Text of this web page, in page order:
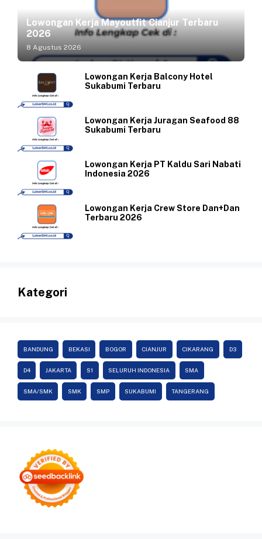
Lowongan Kerja Mayoutfit Cianjur Terbaru
2026
8 Agustus 2026
Lowongan Kerja Balcony Hotel
Sukabumi Terbaru
Lowongan Kerja Juragan Seafood 88
Sukabumi Terbaru
Lowongan Kerja PT Kaldu Sari Nabati
Indonesia 2026
Lowongan Kerja Crew Store Dan+Dan
Terbaru 2026
Kategori
BANDUNG BEKASI BOGOR CIANJUR CIKARANG D3
D4 JAKARTA S1 SELURUH INDONESIA SMA
SMA/SMK SMK SMP SUKABUMI TANGERANG